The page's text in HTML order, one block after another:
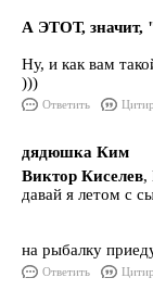
А ЭТОТ,
Ну, и как вам
)))
Ответить
дядюшка Ким
Виктор Киселев,
давай я летом с
на рыбалку
Ответить